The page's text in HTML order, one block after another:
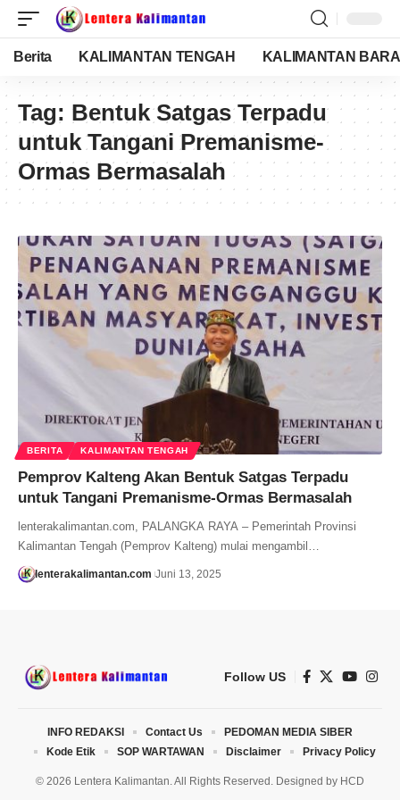
Berita KALIMANTAN TENGAH KALIMANTAN
Tag: Bentuk Satgas Terpadu
untuk Tangani Premanisme-
Ormas Bermasalah
BERITA KALIMANTAN TENGAH
Pemprov Kalteng Akan Bentuk Satgas Terpadu
untuk Tangani Premanisme-Ormas Bermasalah
lenterakalimantan.com, PALANGKA RAYA – Pemerintah Provinsi
Kalimantan Tengah (Pemprov Kalteng) mulai mengambil…
lenterakalimantan.com Juni 13, 2025
Follow US
© 2026 Lentera Kalimantan. All Rights Reserved. Designed by HCD
INFO REDAKSI Contact Us
PEDOMAN MEDIA SIBER
Kode Etik
SOP WARTAWAN Disclaimer Privacy Policy